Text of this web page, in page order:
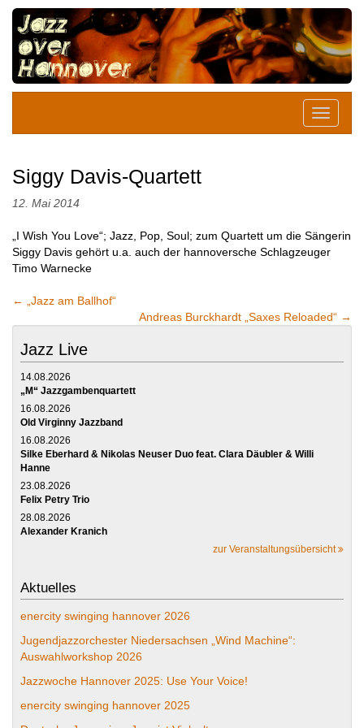
Siggy Davis-Quartett
12. Mai 2014
„I Wish You Love“; Jazz, Pop, Soul; zum Quartett um die Sängerin
Siggy Davis gehört u.a. auch der hannoversche Schlagzeuger
Timo Warnecke
←
„Jazz am Ballhof“
Andreas Burckhardt „Saxes Reloaded“ →
Jazz Live
14.08.2026
„M“ Jazzgambenquartett
16.08.2026
Old Virginny Jazzband
16.08.2026
Silke Eberhard & Nikolas Neuser Duo feat. Clara Däubler & Willi
Hanne
23.08.2026
Felix Petry Trio
28.08.2026
Alexander Kranich
zur Veranstaltungsübersicht
Aktuelles
enercity swinging hannover 2026
Jugendjazzorchester Niedersachsen „Wind Machine“:
Auswahlworkshop 2026
Jazzwoche Hannover 2025: Use Your Voice!
enercity swinging hannover 2025